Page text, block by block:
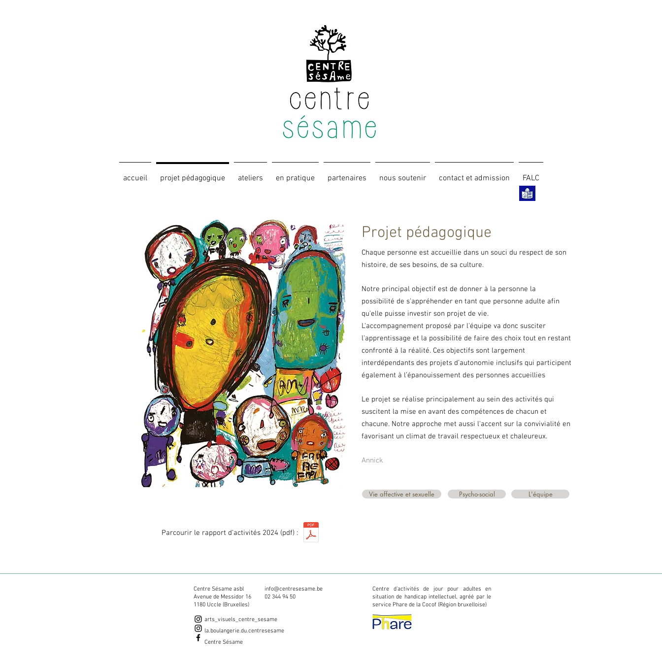
accueil projet pédagogique ateliers en pratique partenaires nous soutenir contact et admission FALC
Projet pédagogique
Chaque personne est accueillie dans un souci du respect de son
histoire, de ses besoins, de sa culture.
Notre principal objectif est de donner à la personne la
possibilité de s'appréhender en tant que personne adulte afin
qu'elle puisse investir son projet de vie.
L'accompagnement proposé par l'équipe va donc susciter
l'apprentissage et la possibilité de faire des choix tout en restant
confronté à la réalité. Ces objectifs sont largement
interdépendants des projets d’autonomie inclusifs qui participent
également à l’épanouissement des personnes accueillies
Le projet se réalise principalement au sein des activités qui
suscitent la mise en avant des compétences de chacun et
chacune. Notre approche met aussi l'accent sur la convivialité en
favorisant un climat de travail respectueux et chaleureux.
Annick
Vie affective et sexuelle Psycho-social L'équipe
Parcourir le rapport d'activités 2024 (pdf) :
Centre Sésame asbl
Avenue de Messidor 16
1180 Uccle (Bruxelles)
info@centresesame.be
02 344 94 50​
arts_visuels_centre_sesame
la.boulangerie.du.centresesame
Centre Sésame
Centre d'activités de jour pour adultes en
situation de handicap intellectuel, agréé par le
service Phare de la Cocof (Région bruxelloise)